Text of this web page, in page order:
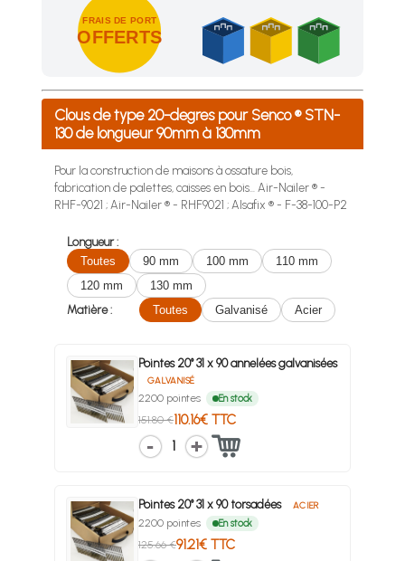
FRAIS DE PORT
OFFERTS
Achetez 4 sachets ou boîtes d'agrafes ou de pointes et
Clous de type 20-degres pour Senco ® STN-
130 de longueur 90mm à 130mm
Pour la construction de maisons à ossature bois,
fabrication de palettes, caisses en bois... Air-Nailer ® -
RHF-9021 ; Air-Nailer ® - RHF9021 ; Alsafix ® - F-38-100-P2
Longueur :
Toutes
90 mm 100 mm
110 mm
120 mm
130 mm
Matière :
Toutes Galvanisé Acier
Pointes 20° 31 x 90 annelées galvanisées
GALVANISÉ
2200 pointes En stock
151.80 €110.16€ TTC
1
Pointes 20° 31 x 90 torsadées ACIER
2200 pointes En stock
125.66 €91.21€ TTC